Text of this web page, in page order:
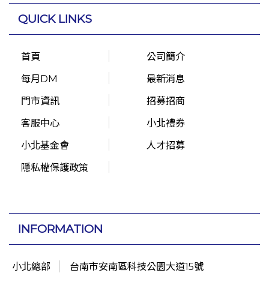
QUICK LINKS
首頁
公司簡介
每月DM
最新消息
門市資訊
招募招商
客服中心
小北禮券
小北基金會
人才招募
隱私權保護政策
INFORMATION
小北總部
台南市安南區科技公園大道15號